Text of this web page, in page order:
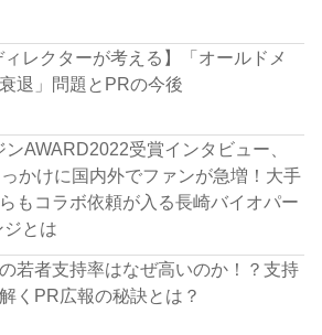
ィレクターが考える】「オールドメ
退」問題とPRの今後
AWARD2022受賞インタビュー、
かけに国内外でファンが急増！大手
もコラボ依頼が入る長崎バイオパー
とは
若者支持率はなぜ高いのか！？支持
くPR広報の秘訣とは？